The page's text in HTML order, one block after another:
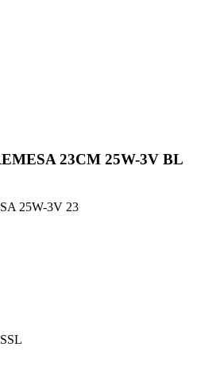
23CM 25W-3V BL
25W-3V 23